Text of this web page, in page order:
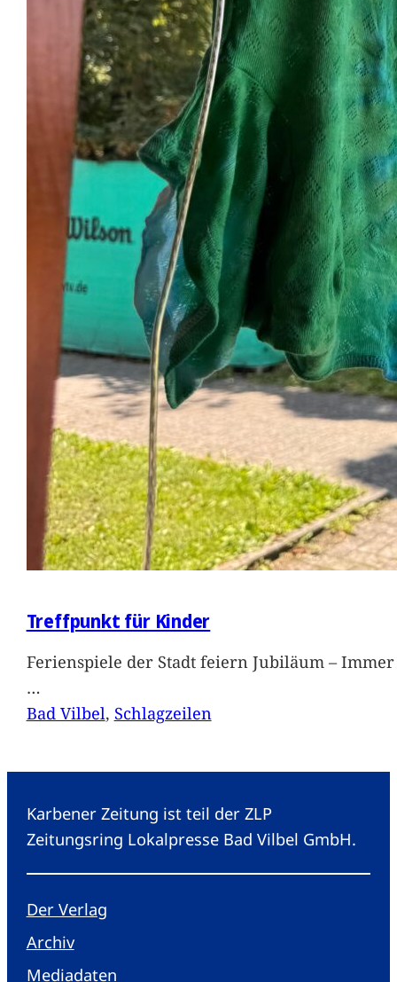
Treffpunkt für Kinder
Ferienspiele der Stadt feiern Jubiläum –
…
Bad Vilbel, Schlagzeilen
Karbener Zeitung ist teil der ZLP
Zeitungsring Lokalpresse Bad Vilbel GmbH.
Der Verlag
Archiv
Mediadaten